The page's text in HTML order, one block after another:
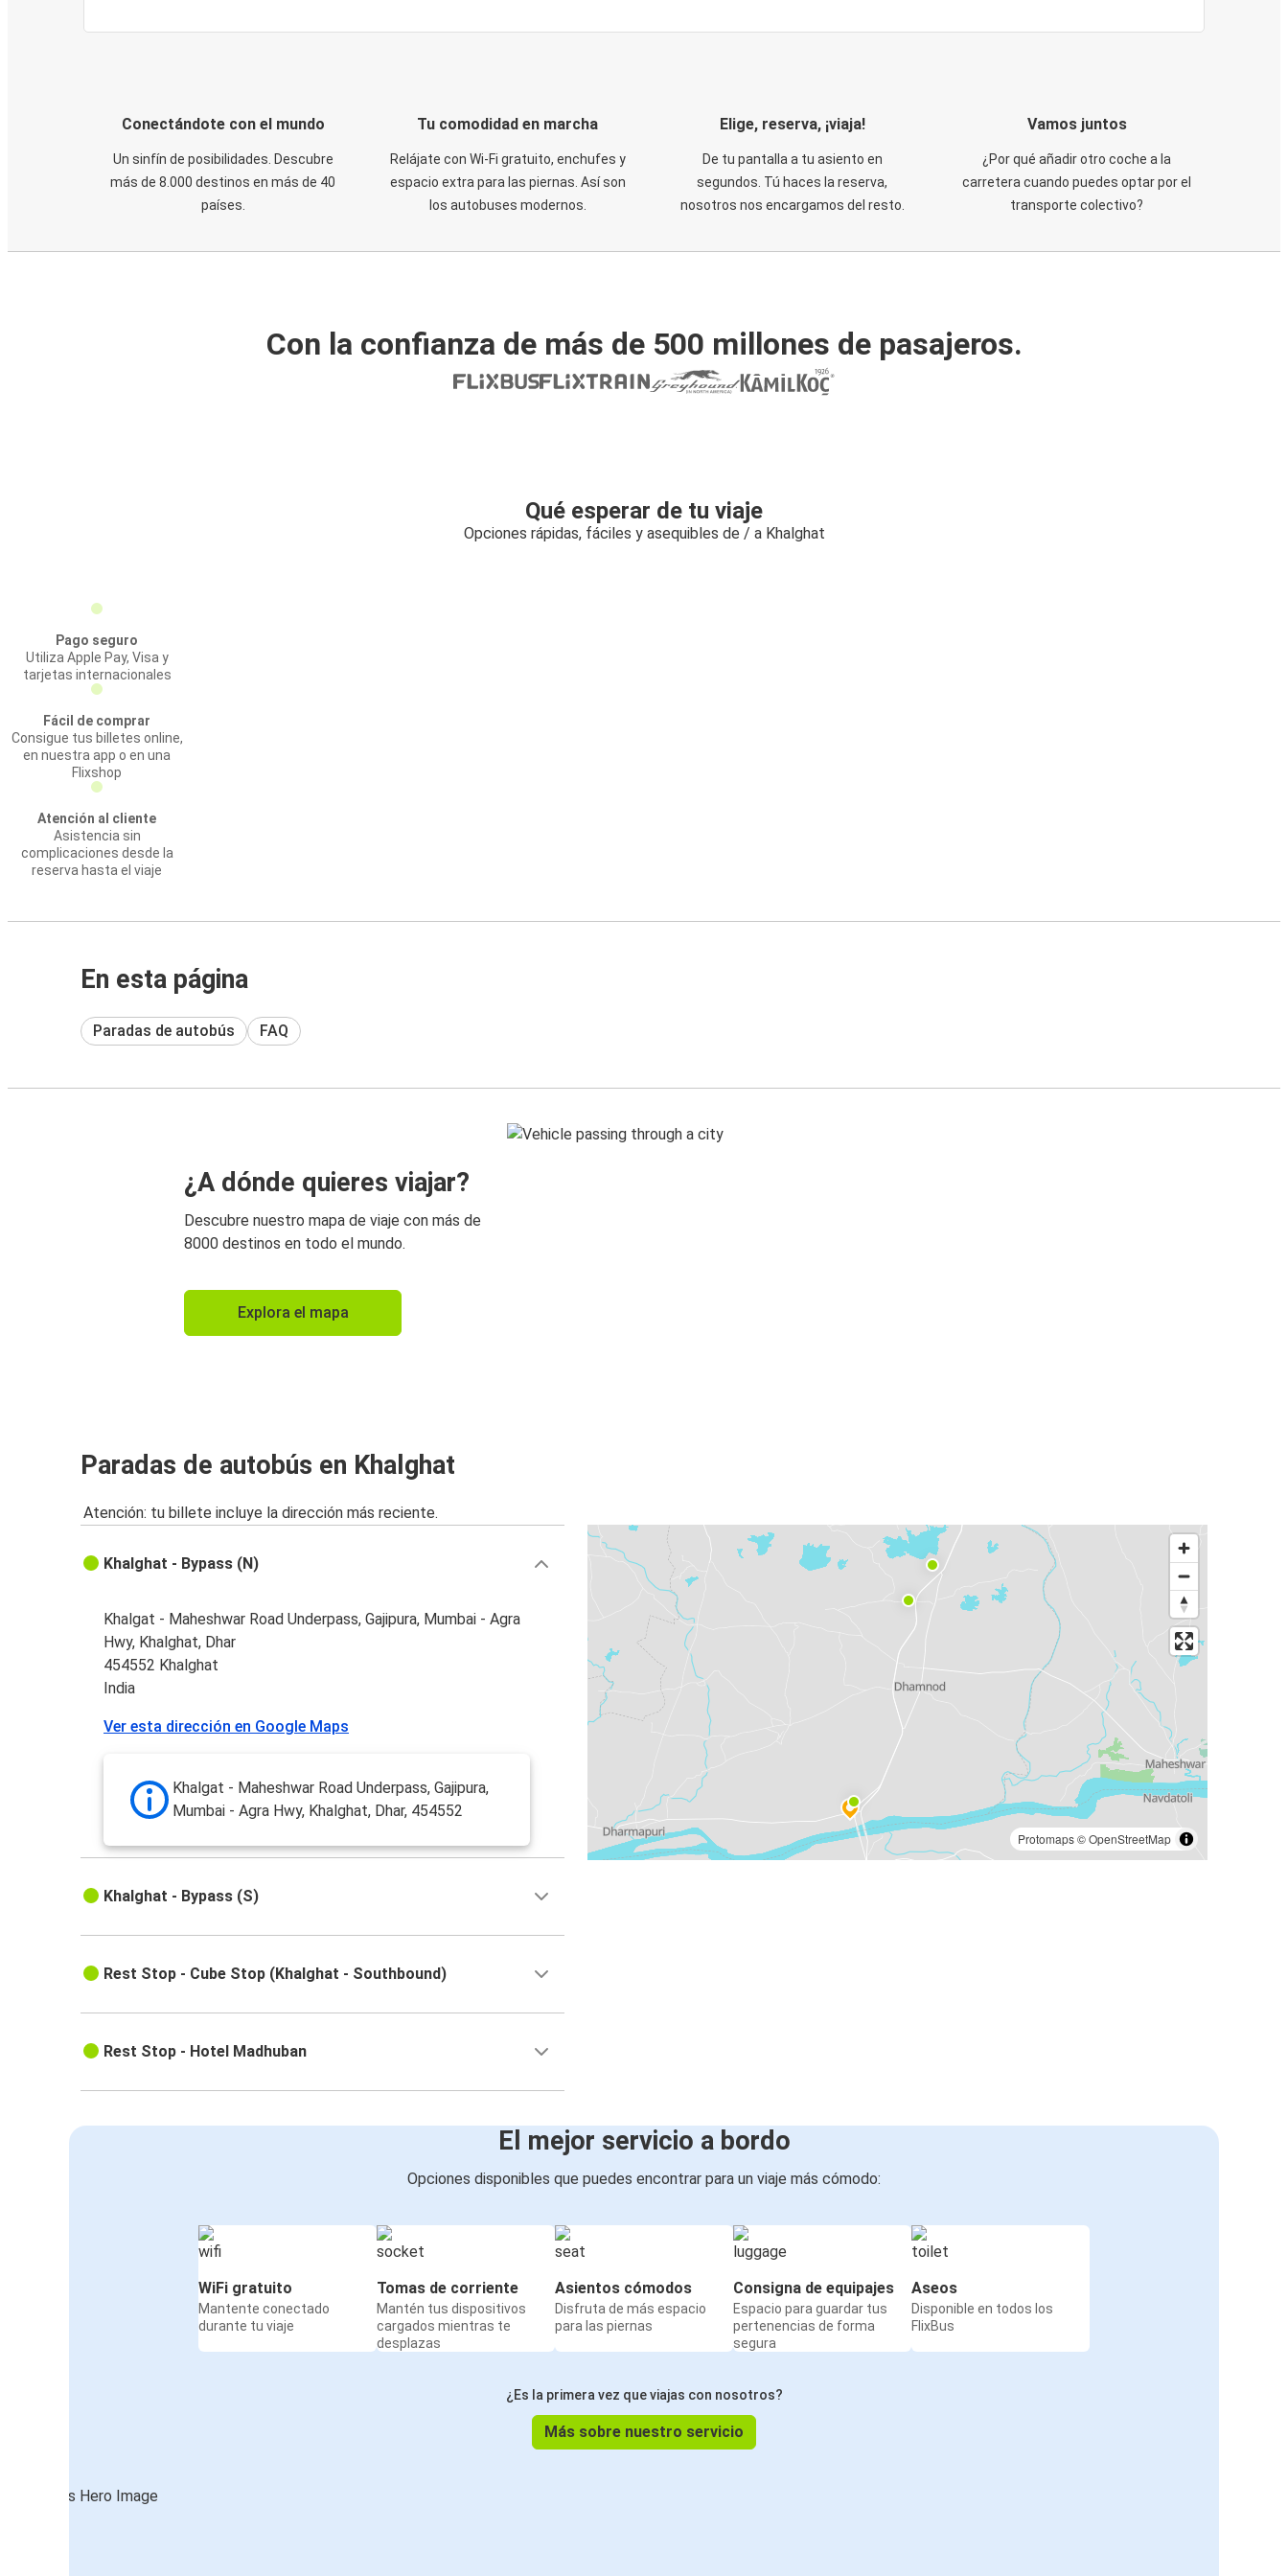
Conectándote con el mundo
Un sinfín de posibilidades. Descubre
más de 8.000 destinos en más de 40
países.
Tu comodidad en marcha
Relájate con Wi-Fi gratuito, enchufes y
espacio extra para las piernas. Así son
los autobuses modernos.
Elige, reserva, ¡viaja!
De tu pantalla a tu asiento en
segundos. Tú haces la reserva,
nosotros nos encargamos del resto.
Vamos juntos
¿Por qué añadir otro coche a la
carretera cuando puedes optar por el
transporte colectivo?
Con la confianza de más de 500 millones de pasajeros.
Qué esperar de tu viaje
Opciones rápidas, fáciles y asequibles de / a Khalghat
Pago seguro
Utiliza Apple Pay, Visa y
tarjetas internacionales
Fácil de comprar
Consigue tus billetes online,
en nuestra app o en una
Flixshop
Atención al cliente
Asistencia sin
complicaciones desde la
reserva hasta el viaje
En esta página
Paradas de autobús FAQ
¿A dónde quieres viajar?
Descubre nuestro mapa de viaje con más de
8000 destinos en todo el mundo.
Explora el mapa
Paradas de autobús en Khalghat
Atención: tu billete incluye la dirección más reciente.
Protomaps©OpenStreetMap
Khalghat - Bypass (N)
Khalgat - Maheshwar Road Underpass, Gajipura, Mumbai - Agra
Hwy, Khalghat, Dhar
454552 Khalghat
India
Ver esta dirección en Google Maps
Khalgat - Maheshwar Road Underpass, Gajipura,
Mumbai - Agra Hwy, Khalghat, Dhar, 454552
Khalghat - Bypass (S)
Rest Stop - Cube Stop (Khalghat - Southbound)
Rest Stop - Hotel Madhuban
El mejor servicio a bordo
Opciones disponibles que puedes encontrar para un viaje más cómodo:
WiFi gratuito
Mantente conectado
durante tu viaje
Tomas de corriente
Mantén tus dispositivos
cargados mientras te
desplazas
Asientos cómodos
Disfruta de más espacio
para las piernas
Consigna de equipajes
Espacio para guardar tus
pertenencias de forma
segura
Aseos
Disponible en todos los
FlixBus
¿Es la primera vez que viajas con nosotros?
Más sobre nuestro servicio